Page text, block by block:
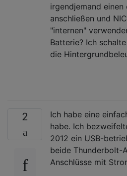
irgendjemand
anschließen und
"internen"
Batterie? Ich
die
2
Ich habe eine
habe. Ich
2012 ein USB-
beide Thunderbolt-
Anschlüsse mit